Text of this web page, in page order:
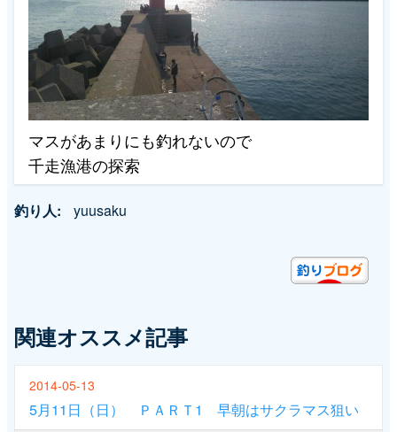
マスがあまりにも釣れないので
千走漁港の探索
釣り人 yuusaku
関連オススメ記事
2014-05-13
5月11日（日） ＰＡＲＴ1 早朝はサクラマス狙い